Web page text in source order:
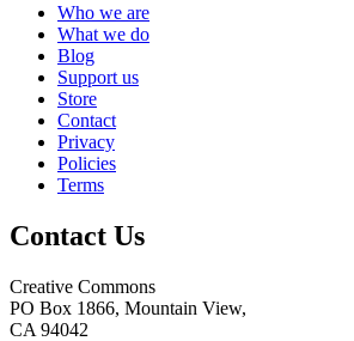
Who we are
What we do
Blog
Support us
Store
Contact
Privacy
Policies
Terms
Contact Us
Creative Commons
PO Box 1866, Mountain View,
CA 94042